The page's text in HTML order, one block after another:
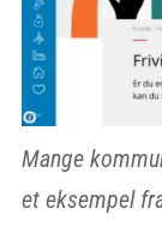
Mange
et eksempel